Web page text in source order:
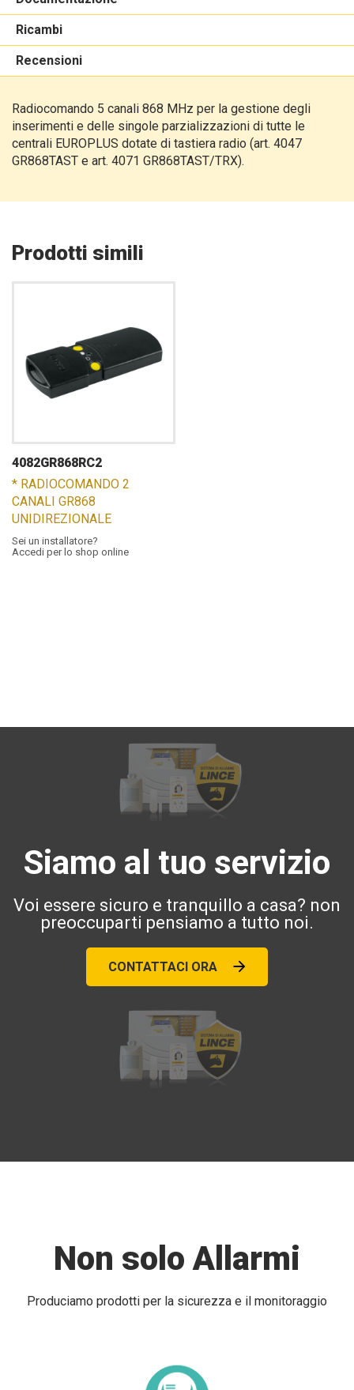
Ricambi
Recensioni
Radiocomando 5 canali 868 MHz per la gestione degli
inserimenti e delle singole parzializzazioni di tutte le
centrali EUROPLUS dotate di tastiera radio (art. 4047
GR868TAST e art. 4071 GR868TAST/TRX).
Prodotti simili
4082GR868RC2
* RADIOCOMANDO 2
CANALI GR868
UNIDIREZIONALE
Sei un installatore?
Accedi per lo shop online
Siamo al tuo servizio
Voi essere sicuro e tranquillo a casa? non
preoccuparti pensiamo a tutto noi.
CONTATTACI ORA
Non solo Allarmi
Produciamo prodotti per la sicurezza e il monitoraggio